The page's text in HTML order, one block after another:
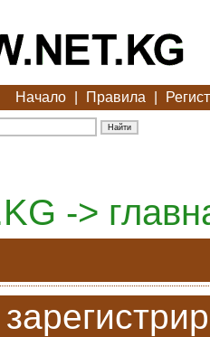
Начало Правила
->